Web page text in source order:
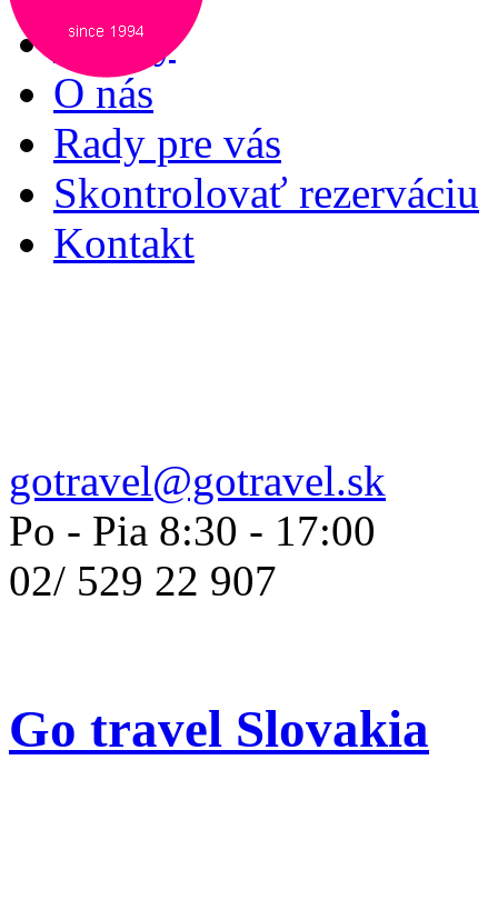
Služby
O nás
Rady pre vás
Skontrolovať rezerváciu
Kontakt
gotravel@gotravel.sk
Po - Pia 8:30 - 17:00
02/ 529 22 907
Go travel Slovakia